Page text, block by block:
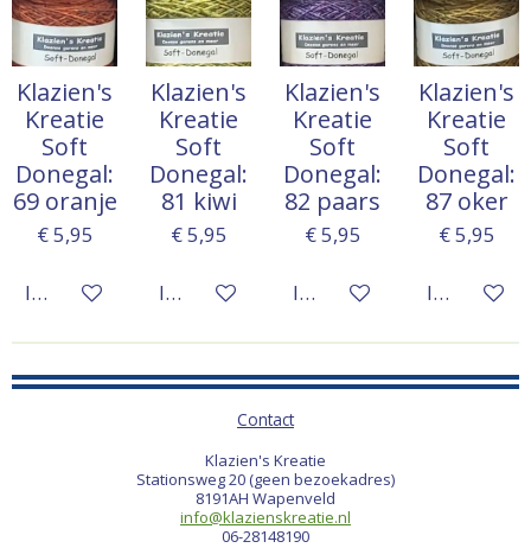
Klazien's
Kreatie
Soft
Donegal:
69 oranje
€ 5,95
In winkelwagen
Klazien's
Kreatie
Soft
Donegal:
81 kiwi
€ 5,95
In winkelwagen
Klazien's
Kreatie
Soft
Donegal:
82 paars
€ 5,95
In winkelwagen
Klazien's
Kreatie
Soft
Donegal:
87 oker
€ 5,95
In
Contact
Klazien's Kreatie
Stationsweg 20 (geen bezoekadres)
8191AH Wapenveld
info@klazienskreatie.nl
06-28148190